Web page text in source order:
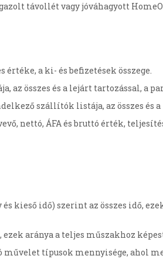
távollét vagy jóváhagyott
a ki- és befizetések összege.
az összes és a lejárt tartozással,
szállítók listája, az összes és
nettó, ÁFA és bruttó érték,
idő) szerint az összes idő,
aránya a teljes műszakhoz
típusok mennyisége, ahol